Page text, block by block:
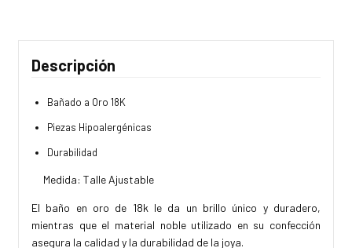
Descripción
Bañado a Oro 18K
Piezas Hipoalergénicas
Durabilidad
Medida: Talle Ajustable
El baño en oro de 18k le da un brillo único y duradero,
mientras que el material noble utilizado en su confección
asegura la calidad y la durabilidad de la joya.